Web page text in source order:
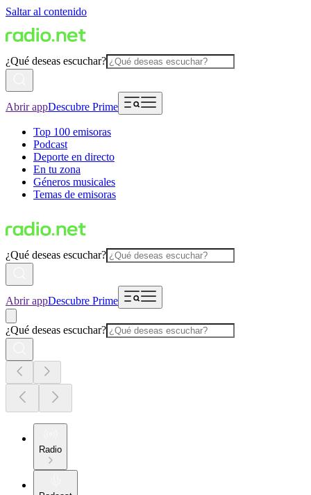
Saltar al contenido
¿Qué deseas escuchar?
Abrir appDescubre Prime
Top 100 emisoras
Podcast
Deporte en directo
En tu zona
Géneros musicales
Temas de emisoras
¿Qué deseas escuchar?
Abrir appDescubre Prime
¿Qué deseas escuchar?
Radio